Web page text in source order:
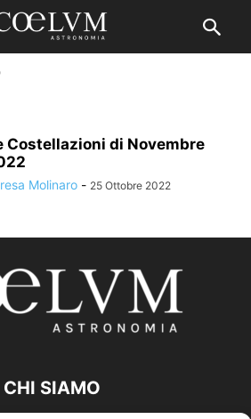
Costellazioni di Novembre
Molinaro - 25 Ottobre 2022
CHI SIAMO